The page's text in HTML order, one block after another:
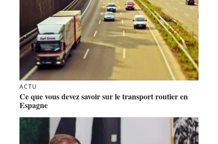
ACTU
Ce que vous devez savoir sur le transport routier en
Espagne